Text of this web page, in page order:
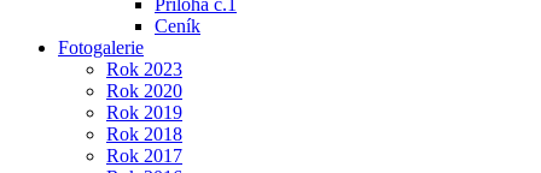
Příloha č.1
Ceník
Fotogalerie
Rok 2023
Rok 2020
Rok 2019
Rok 2018
Rok 2017